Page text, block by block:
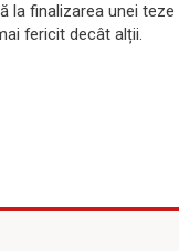
la finalizarea unei teze
fericit decât alții.